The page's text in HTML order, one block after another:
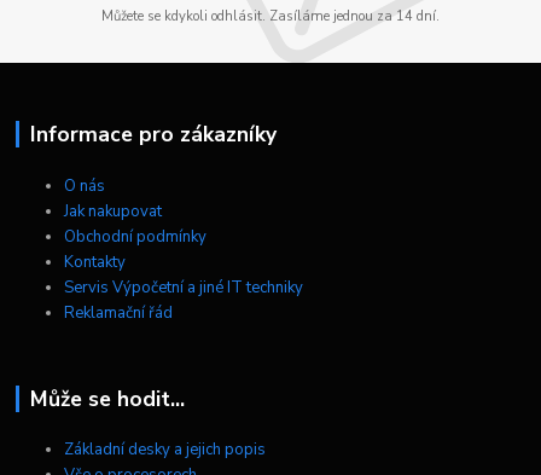
Můžete se kdykoli odhlásit. Zasíláme jednou za 14 dní.
Informace pro zákazníky
O nás
Jak nakupovat
Obchodní podmínky
Kontakty
Servis Výpočetní a jiné IT techniky
Reklamační řád
Může se hodit...
Základní desky a jejich popis